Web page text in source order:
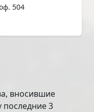
504
вносившие
последние 3